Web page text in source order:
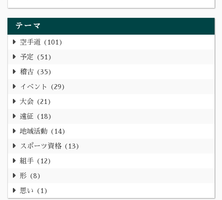
テーマ
空手道 101
予定 51
稽古 35
イベント 29
大会 21
遠征 18
地域活動 14
スポーツ資格 13
組手 12
形 8
思い 1